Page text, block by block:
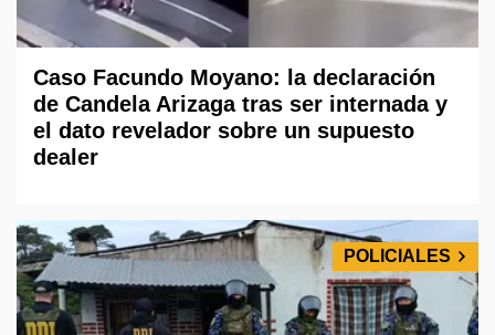
Caso Facundo Moyano: la declaración
de Candela Arizaga tras ser internada y
el dato revelador sobre un supuesto
dealer
POLICIALES